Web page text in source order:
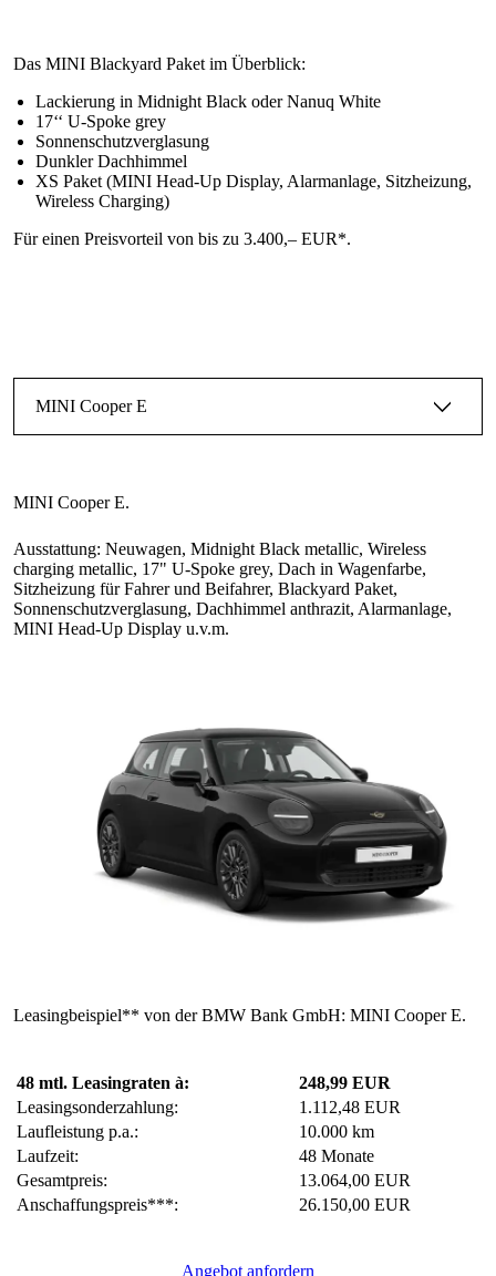
Das MINI Blackyard Paket im Überblick:
Lackierung in Midnight Black oder Nanuq White
17‘‘ U-Spoke grey
Sonnenschutzverglasung
Dunkler Dachhimmel
XS Paket (MINI Head-Up Display, Alarmanlage, Sitzheizung,
Wireless Charging)
Für einen Preisvorteil von bis zu 3.400,– EUR*.
Ausstattung: Neuwagen, Midnight Black metallic, Wireless
charging metallic, 17" U-Spoke grey, Dach in Wagenfarbe,
Sitzheizung für Fahrer und Beifahrer, Blackyard Paket,
Sonnenschutzverglasung, Dachhimmel anthrazit, Alarmanlage,
MINI Head-Up Display u.v.m.
48 mtl. Leasingraten à:
248,99 EUR
Leasingsonderzahlung:
1.112,48 EUR
Laufleistung p.a.:
10.000 km
Laufzeit:
48 Monate
Gesamtpreis:
13.064,00 EUR
Anschaffungspreis***:
26.150,00 EUR